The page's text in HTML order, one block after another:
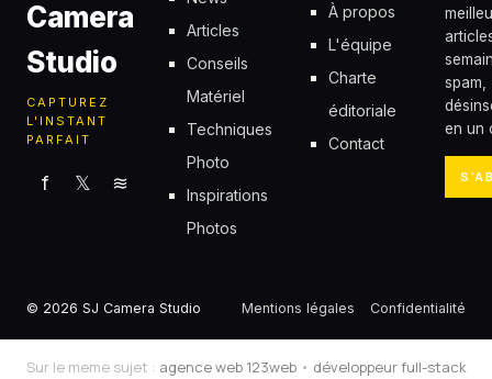
Camera
Studio
CAPTUREZ
L'INSTANT
PARFAIT
f 𝕏 ≋
Articles
Conseils
Matériel
Techniques
Photo
Inspirations
Photos
À propos
L'équipe
Charte
éditoriale
Contact
spam,
en un
© 2026 SJ Camera Studio Mentions légales Confidentialité
Sur le meme sujet : agence web 123web• développeur full-stack